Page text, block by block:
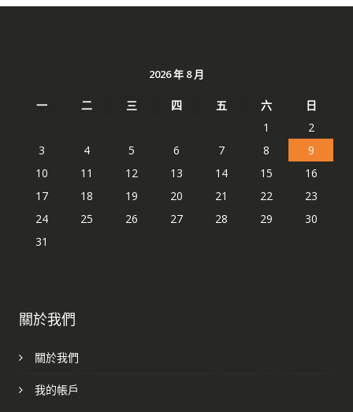
2026 年 8 月
一 二 三 四 五 六
日
1
2
3
4 5 6 7 8
9
10
11 12 13 14 15
16
17
18 19 20 21 22
23
24
25 26 27 28 29
30
31
關於我們
關於我們
我的帳戶